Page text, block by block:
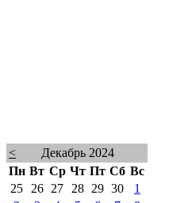
<
Декабрь 2024
Пн Вт Ср Чт Пт Сб Вс
25
26 27 28 29 30
1